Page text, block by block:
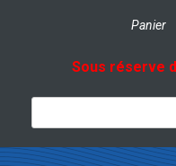
Panier
Sous réserve